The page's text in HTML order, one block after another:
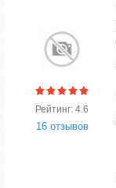
Рейтинг: 4.6
16 отзывов